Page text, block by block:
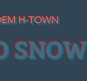
H-TOWN
SNOW